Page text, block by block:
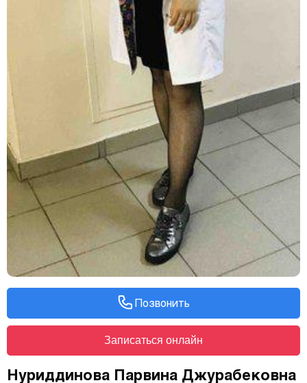
Позвонить
Записаться онлайн
Нуриддинова Парвина Джурабековна